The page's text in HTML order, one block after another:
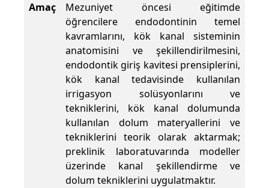
Amaç
Mezuniyet öncesi eğitimde
öğrencilere endodontinin temel
kavramlarını, kök kanal sisteminin
anatomisini ve şekillendirilmesini,
endodontik giriş kavitesi prensiplerini,
kök kanal tedavisinde kullanılan
irrigasyon solüsyonlarını ve
tekniklerini, kök kanal dolumunda
kullanılan dolum materyallerini ve
tekniklerini teorik olarak aktarmak;
preklinik laboratuvarında modeller
üzerinde kanal şekillendirme ve
dolum tekniklerini uygulatmaktır.